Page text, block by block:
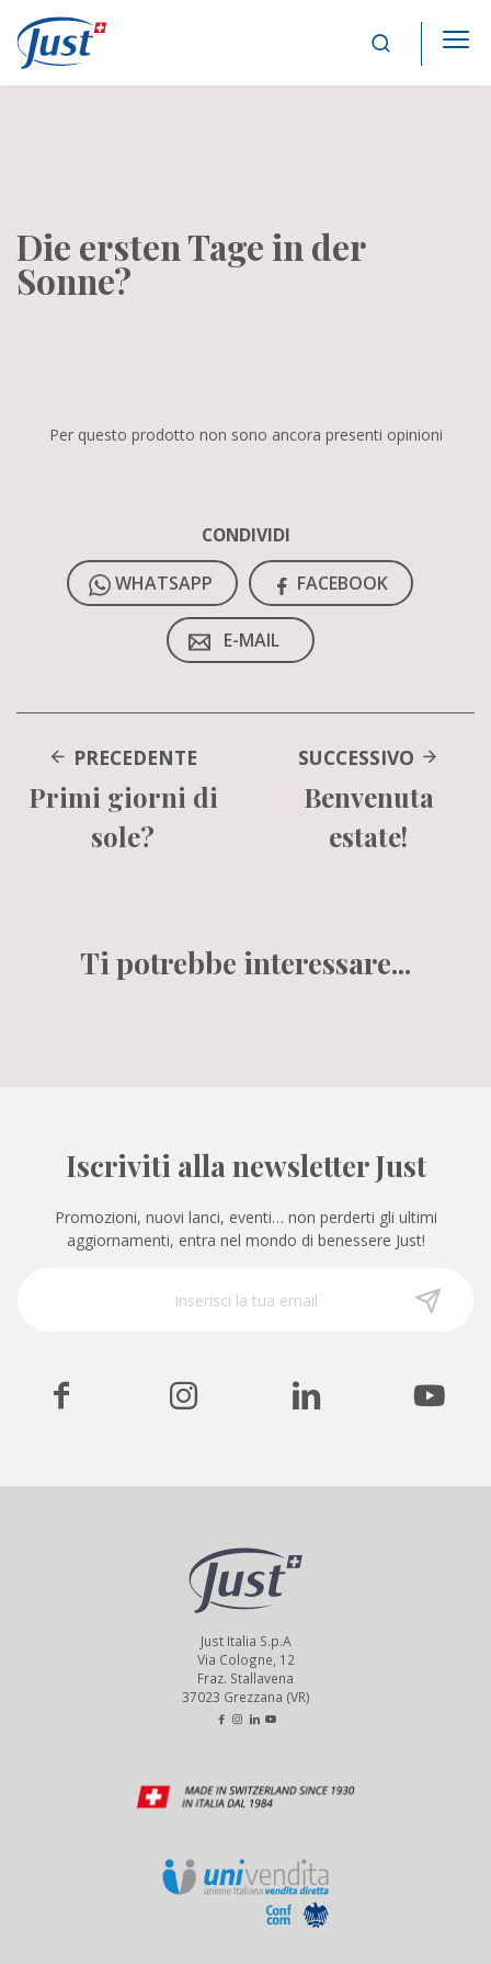
Main Navigation
Die ersten Tage in der
Sonne?
Per questo prodotto non sono ancora presenti opinioni
CONDIVIDI
WHATSAPP
FACEBOOK
E-MAIL
PRECEDENTE
Primi giorni di
sole?
SUCCESSIVO
Benvenuta
estate!
Ti potrebbe interessare...
Iscriviti alla newsletter Just
Promozioni, nuovi lanci, eventi… non perderti gli ultimi
aggiornamenti, entra nel mondo di benessere Just!
Just Italia S.p.A
Via Cologne, 12
Fraz. Stallavena
37023 Grezzana (VR)